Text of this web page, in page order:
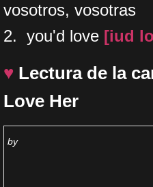
vosotros, vosotras
2. you'd love [iud
♥ Lectura de la
Love Her
by